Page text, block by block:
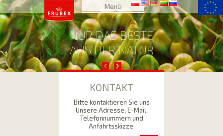
NUR DAS BESTE
AUS DER NATUR
Menü
Zum Inhalt
springen
KONTAKT
Bitte kontaktieren Sie uns
Unsere Adresse, E-Mail,
Telefonnummern und
Anfahrtsskizze.